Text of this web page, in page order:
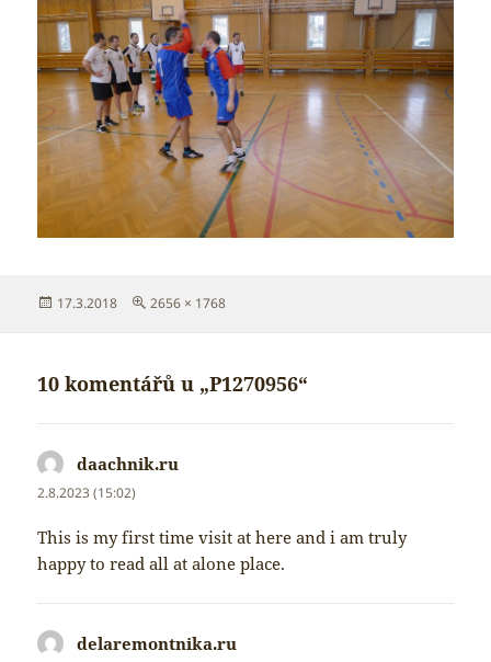
Publikováno:
17.3.2018
Původní
2656 × 1768
10 komentářů u „P1270956“
daachnik.ru
2.8.2023 (15:02)
This is my first time visit at here and i am truly
happy to read all at alone place.
delaremontnika.ru